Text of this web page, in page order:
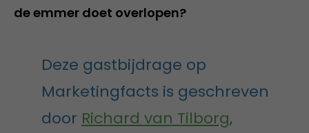
de emmer doet overlopen?
Deze gastbijdrage op
Marketingfacts is geschreven
door Richard van Tilborg,